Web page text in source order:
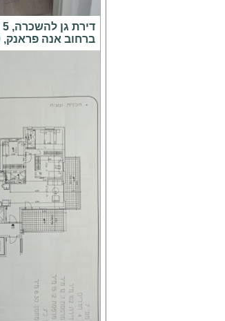
ברחוב אנה פראנק, 8,000 ₪